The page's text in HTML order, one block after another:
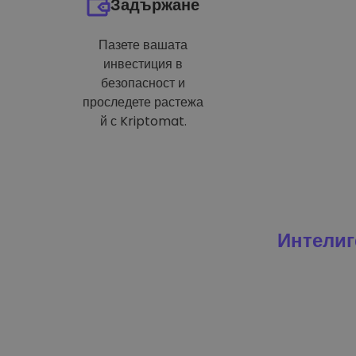
Задържане
Пазете вашата
инвестиция в
безопасност и
проследете растежа
й с Kriptomat.